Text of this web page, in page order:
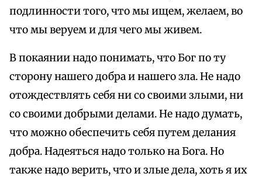
подлинности того, что мы ищем, желаем, во
что мы веруем и для чего мы живем.
В покаянии надо понимать, что Бог по ту
сторону нашего добра и нашего зла. Не надо
отождествлять себя ни со своими злыми, ни
со своими добрыми делами. Не надо думать,
что можно обеспечить себя путем делания
добра. Надеяться надо только на Бога. Но
также надо верить, что и злые дела, хоть я их